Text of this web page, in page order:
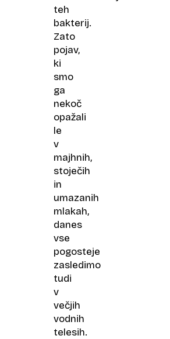
teh
bakterij.
Zato
pojav,
ki
smo
ga
nekoč
opažali
le
v
majhnih,
stoječih
in
umazanih
mlakah,
danes
vse
pogosteje
zasledimo
tudi
v
večjih
vodnih
telesih.